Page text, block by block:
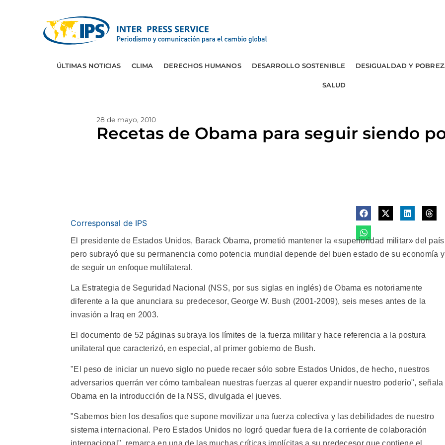
ÚLTIMAS NOTICIAS CLIMA DERECHOS HUMANOS DESARROLLO SOSTENIBLE DESIGUALDAD Y
SALUD
28 de mayo, 2010
Recetas de Obama para seguir siendo
Corresponsal de IPS
El presidente de Estados Unidos, Barack Obama, prometió mantener la «superioridad militar» del
pero subrayó que su permanencia como potencia mundial depende del buen estado de su economía y
de seguir un enfoque multilateral.
La Estrategia de Seguridad Nacional (NSS, por sus siglas en inglés) de Obama es notoriamente
diferente a la que anunciara su predecesor, George W. Bush (2001-2009), seis meses antes de la
invasión a Iraq en 2003.
El documento de 52 páginas subraya los límites de la fuerza militar y hace referencia a la postura
unilateral que caracterizó, en especial, al primer gobierno de Bush.
"El peso de iniciar un nuevo siglo no puede recaer sólo sobre Estados Unidos, de hecho, nuestros
adversarios querrán ver cómo tambalean nuestras fuerzas al querer expandir nuestro poderío", señala
Obama en la introducción de la NSS, divulgada el jueves.
"Sabemos bien los desafíos que supone movilizar una fuerza colectiva y las debilidades de nuestro
sistema internacional. Pero Estados Unidos no logró quedar fuera de la corriente de colaboración
internacional", remarca en una de las muchas críticas implícitas a su predecesor que contiene el